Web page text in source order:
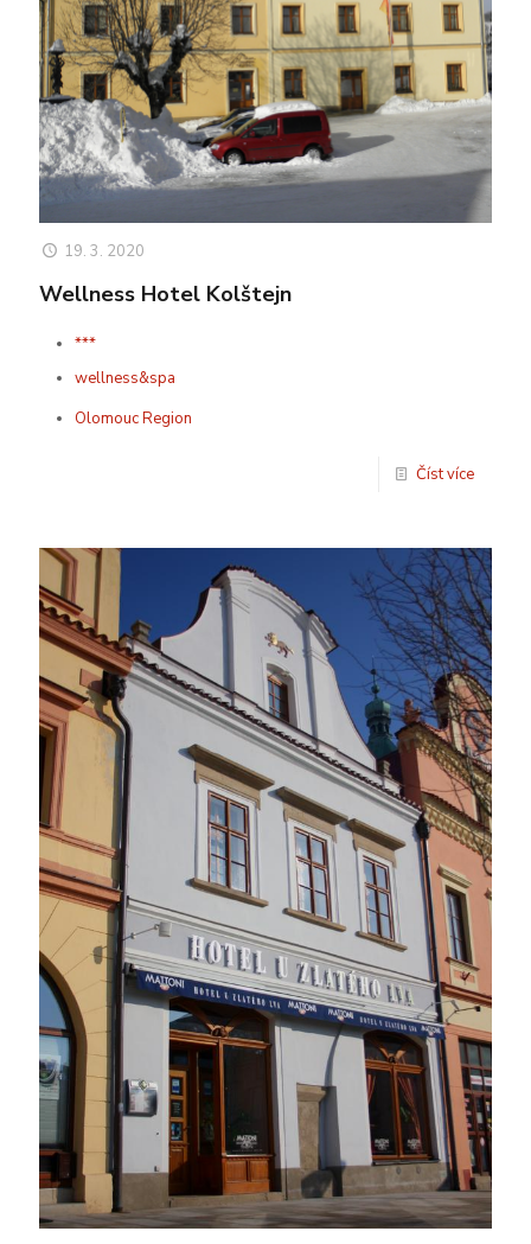
19. 3. 2020
Wellness Hotel Kolštejn
***
wellness&spa
Olomouc Region
Číst více